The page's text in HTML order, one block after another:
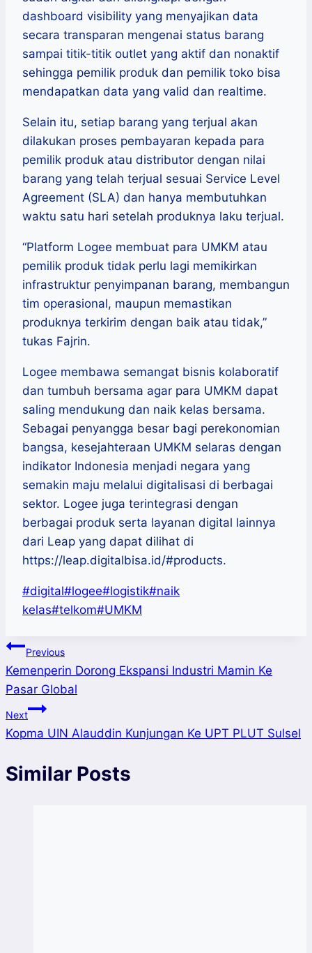
dashboard visibility yang menyajikan data
secara transparan mengenai status barang
sampai titik-titik outlet yang aktif dan nonaktif
sehingga pemilik produk dan pemilik toko bisa
mendapatkan data yang valid dan realtime.
Selain itu, setiap barang yang terjual akan
dilakukan proses pembayaran kepada para
pemilik produk atau distributor dengan nilai
barang yang telah terjual sesuai Service Level
Agreement (SLA) dan hanya membutuhkan
waktu satu hari setelah produknya laku terjual.
“Platform Logee membuat para UMKM atau
pemilik produk tidak perlu lagi memikirkan
infrastruktur penyimpanan barang, membangun
tim operasional, maupun memastikan
produknya terkirim dengan baik atau tidak,”
tukas Fajrin.
Logee membawa semangat bisnis kolaboratif
dan tumbuh bersama agar para UMKM dapat
saling mendukung dan naik kelas bersama.
Sebagai penyangga besar bagi perekonomian
bangsa, kesejahteraan UMKM selaras dengan
indikator Indonesia menjadi negara yang
semakin maju melalui digitalisasi di berbagai
sektor. Logee juga terintegrasi dengan
berbagai produk serta layanan digital lainnya
dari Leap yang dapat dilihat di
https://leap.digitalbisa.id/#products.
Post
Tags:
#digital#logee#logistik#naik
kelas#telkom#UMKM
Post
navigation
Previous
Kemenperin Dorong Ekspansi Industri Mamin Ke
Pasar Global
Next
Kopma UIN Alauddin Kunjungan Ke UPT PLUT Sulsel
Similar Posts